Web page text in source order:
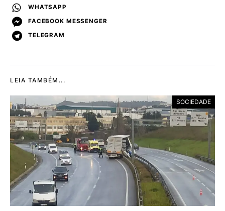
WHATSAPP
FACEBOOK MESSENGER
TELEGRAM
LEIA TAMBÉM...
SOCIEDADE